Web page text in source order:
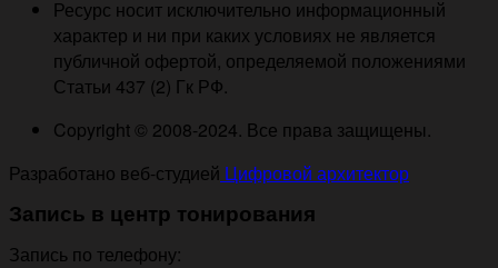
Ресурс носит исключительно информационный
характер и ни при каких условиях не является
публичной офертой, определяемой положениями
Статьи 437 (2) Гк РФ.
Copyright © 2008-2024. Все права защищены.
Разработано веб-студией Цифровой архитектор
Запись в центр тонирования
Запись по телефону: